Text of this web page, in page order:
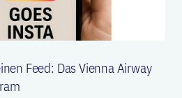
Feed: Das Vienna Airway